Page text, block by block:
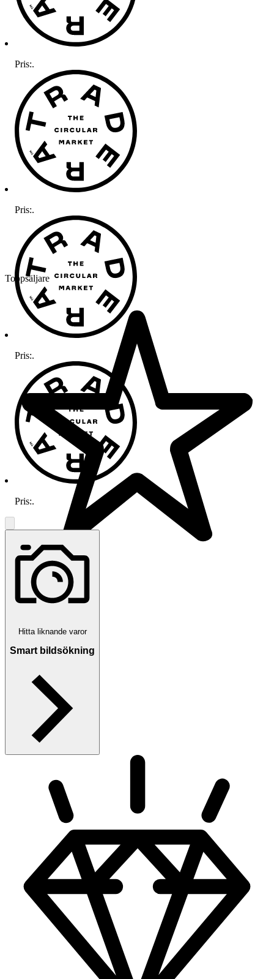
Toppsäljare
2 541 omdömen
Läs omdömen Följ
Pris:.
Pris:.
Pris:.
Pris:.
Hitta liknande varor
Smart bildsökning